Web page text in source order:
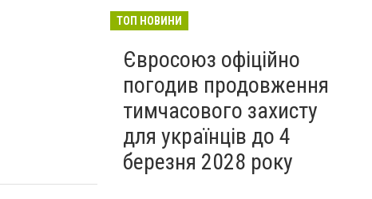
ТОП НОВИНИ
Євросоюз офіційно
погодив продовження
тимчасового захисту
для українців до 4
березня 2028 року